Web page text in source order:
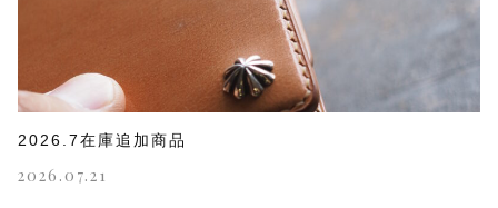
2026.7在庫追加商品
2026.07.21